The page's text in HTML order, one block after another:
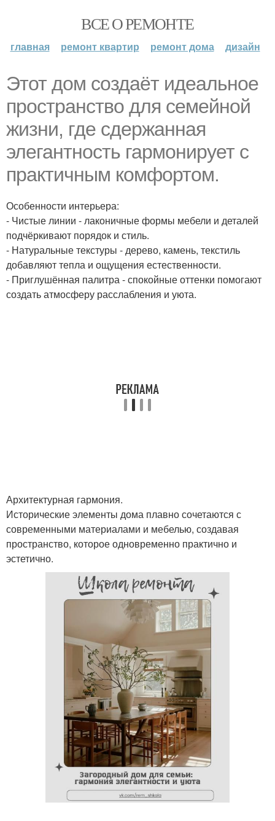
ВСЕ О РЕМОНТЕ
главная ремонт квартир ремонт дома дизайн
Этот дом создаёт идеальное
пространство для семейной
жизни, где сдержанная
элегантность гармонирует с
практичным комфортом.
Особенности интерьера:
- Чистые линии - лаконичные формы мебели и деталей
подчёркивают порядок и стиль.
- Натуральные текстуры - дерево, камень, текстиль
добавляют тепла и ощущения естественности.
- Приглушённая палитра - спокойные оттенки помогают
создать атмосферу расслабления и уюта.
Архитектурная гармония.
Исторические элементы дома плавно сочетаются с
современными материалами и мебелью, создавая
пространство, которое одновременно практично и
эстетично.